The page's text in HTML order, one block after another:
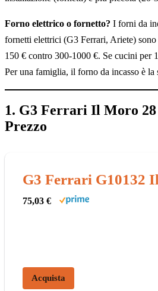
Forno elettrico o fornetto? I forni da
fornetti elettrici (G3 Ferrari, Ariete)
150 € contro 300-1000 €. Se cucini per
Per una famiglia, il forno da incasso è la
1. G3 Ferrari Il Moro
Prezzo
G3 Ferrari G10132
75,03 €
Acquista